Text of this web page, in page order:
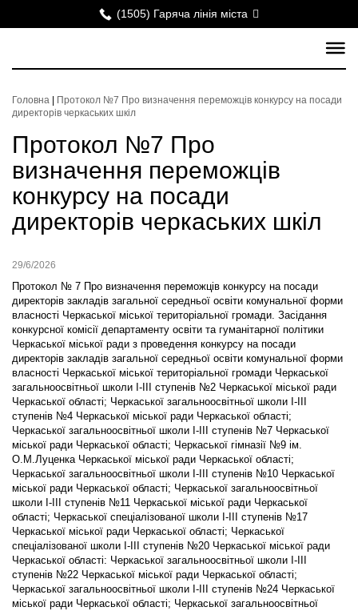
(1505) Гаряча лінія міста
Головна
Протокол №7 Про визначення переможців конкурсу на посади
директорів черкаських шкіл
Протокол №7 Про
визначення переможців
конкурсу на посади
директорів черкаських шкіл
29/6/2026
Протокол № 7 Про визначення переможців конкурсу на посади
директорів закладів загальної середньої освіти комунальної форми
власності Черкаської міської територіальної громади. Засідання
конкурсної комісії департаменту освіти та гуманітарної політики
Черкаської міської ради з проведення конкурсу на посади
директорів закладів загальної середньої освіти комунальної форми
власності Черкаської міської територіальної громади Черкаської
загальноосвітньої школи І-ІІІ ступенів №2 Черкаської міської ради
Черкаської області; Черкаської загальноосвітньої школи І-ІІІ
ступенів №4 Черкаської міської ради Черкаської області;
Черкаської загальноосвітньої школи І-ІІІ ступенів №7 Черкаської
міської ради Черкаської області; Черкаської гімназії №9 ім.
О.М.Луценка Черкаської міської ради Черкаської області;
Черкаської загальноосвітньої школи І-ІІІ ступенів №10 Черкаської
міської ради Черкаської області; Черкаської загальноосвітньої
школи І-ІІІ ступенів №11 Черкаської міської ради Черкаської
області; Черкаської спеціалізованої школи І-ІІІ ступенів №17
Черкаської міської ради Черкаської області; Черкаської
спеціалізованої школи І-ІІІ ступенів №20 Черкаської міської ради
Черкаської області: Черкаської загальноосвітньої школи І-ІІІ
ступенів №22 Черкаської міської ради Черкаської області;
Черкаської загальноосвітньої школи І-ІІІ ступенів №24 Черкаської
міської ради Черкаської області; Черкаської загальноосвітньої